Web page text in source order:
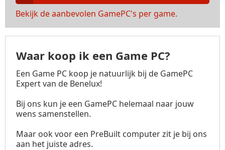
Bekijk de aanbevolen GamePC's per game.
Waar koop ik een Game PC?
Een Game PC koop je natuurlijk bij de GamePC
Expert van de Benelux!
Bij ons kun je een GamePC helemaal naar jouw
wens samenstellen.
Maar ook voor een PreBuilt computer zit je bij ons
aan het juiste adres.